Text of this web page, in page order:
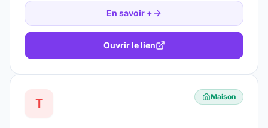
En savoir +
Ouvrir le lien
T Maison